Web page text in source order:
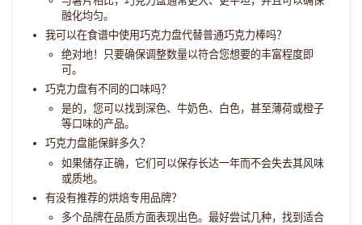
融化均匀。
我可以在食谱中使用巧克力盘代替普通巧克力棒吗？
绝对地！只要确保调整数量以符合您想要的丰富程度即
可。
巧克力盘有不同的口味吗？
是的，您可以找到深色、牛奶色、白色，甚至薄荷或橙子
等口味的产品。
巧克力盘能保鲜多久？
如果储存正确，它们可以保存长达一年而不会失去其风味
或质地。
有没有推荐的烘焙专用品牌？
多个品牌在品质方面表现出色。最好尝试几种，找到适合